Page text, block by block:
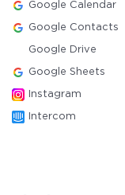
Google Calendar
Google Contacts
Google Drive
Google Sheets
Instagram
Intercom